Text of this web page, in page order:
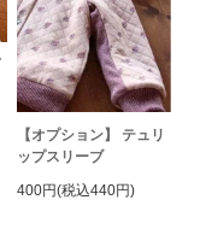
【オプション】 テュリ
ップスリーブ
400円(税込440円)